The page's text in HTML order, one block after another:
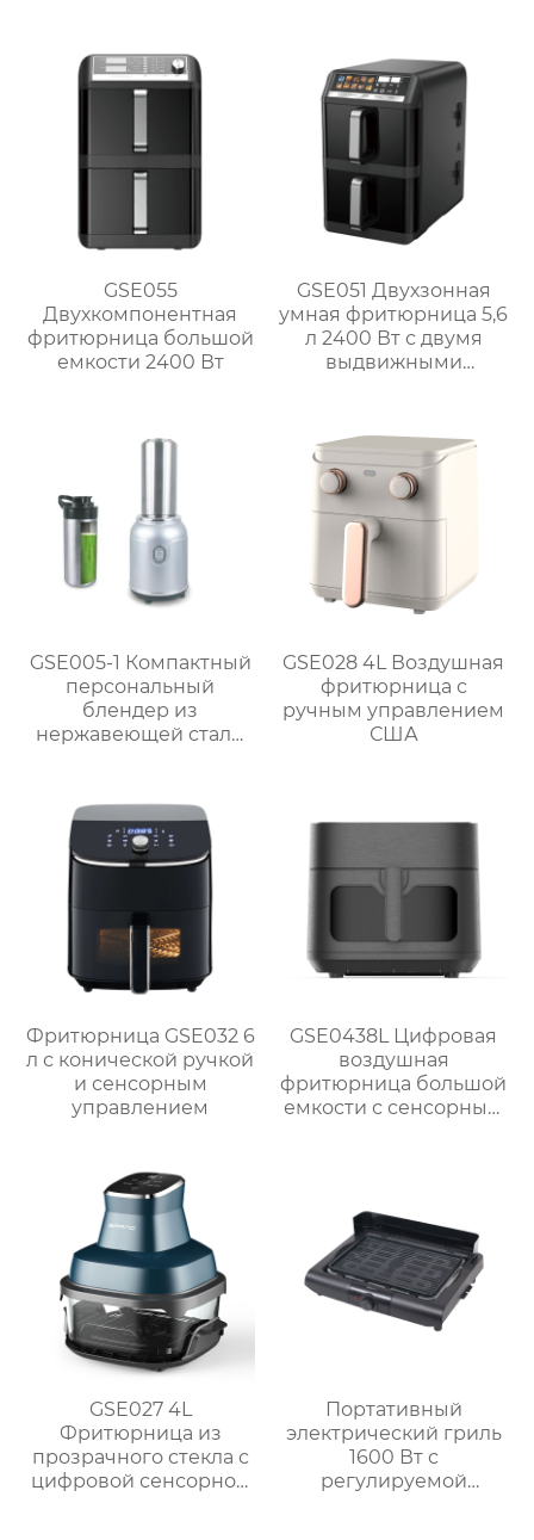
GSE055
Двухкомпонентная
фритюрница большой
емкости 2400 Вт
GSE051 Двухзонная
умная фритюрница 5,6
л 2400 Вт с двумя
выдвижными
GSE005-1 Компактный
персональный
блендер из
нержавеющей стали
GSE028 4L Воздушная
фритюрница с
ручным управлением
США
Фритюрница GSE032 6
л с конической ручкой
и сенсорным
управлением
GSE0438L Цифровая
воздушная
фритюрница большой
емкости с сенсорным
GSE027 4L
Фритюрница из
прозрачного стекла с
цифровой сенсорной
Портативный
электрический гриль
1600 Вт с
регулируемой